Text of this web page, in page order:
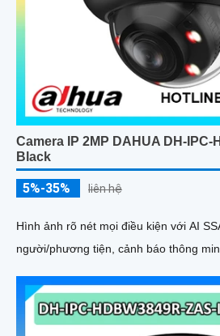
Camera IP 2MP DAHUA DH-IPC-
Black
5%-35% liên hệ
Hình ảnh rõ nét mọi điều kiện với AI
người/phương tiện, cảnh báo thông